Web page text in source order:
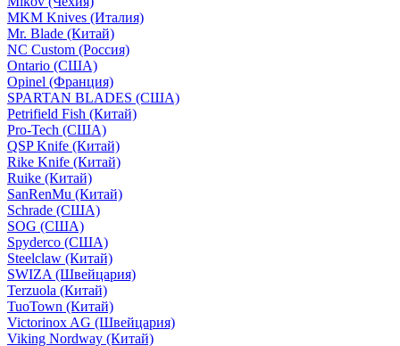
MKM Knives (Италия)
Mr. Blade (Китай)
NC Custom (Россия)
Ontario (США)
Opinel (Франция)
SPARTAN BLADES (США)
Petrifield Fish (Китай)
Pro-Tech (США)
QSP Knife (Китай)
Rike Knife (Китай)
Ruike (Китай)
SanRenMu (Китай)
Schrade (США)
SOG (США)
Spyderco (США)
Steelclaw (Китай)
SWIZA (Швейцария)
Terzuola (Китай)
TuoTown (Китай)
Victorinox AG (Швейцария)
Viking Nordway (Китай)